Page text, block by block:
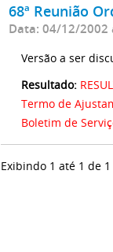
68ª Reunião
Data: 04/12/2002
Versão a ser
Resultado:
Termo de
Boletim de
Exibindo 1 até 1 de